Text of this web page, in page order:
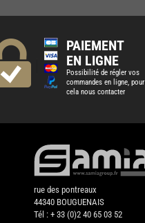
PAIEMENT
EN LIGNE
Possibilité de régler vos
commandes en ligne, pour
cela nous contacter
rue des pontreaux
44340 BOUGUENAIS
Tél : + 33 (0)2 40 65 03 52